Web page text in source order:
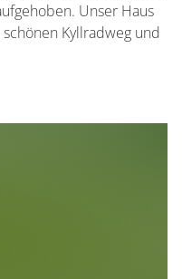
Unser Haus
Kyllradweg und